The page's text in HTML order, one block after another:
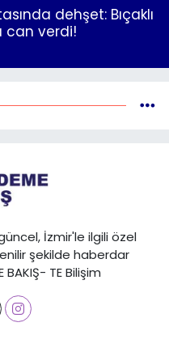
dehşet: Bıçaklı
can verdi!
İzmir'le ilgili özel
şekilde haberdar
BAKIŞ- TE Bilişim